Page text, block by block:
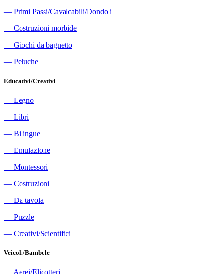
― Primi Passi/Cavalcabili/Dondoli
― Costruzioni morbide
― Giochi da bagnetto
― Peluche
Educativi/Creativi
― Legno
― Libri
― Bilingue
― Emulazione
― Montessori
― Costruzioni
― Da tavola
― Puzzle
― Creativi/Scientifici
Veicoli/Bambole
― Aerei/Elicotteri